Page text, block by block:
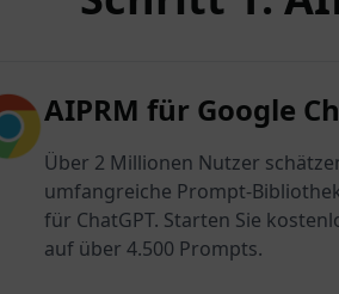
AIPRM für Google
Über 2 Millionen Nutzer
umfangreiche Prompt-
für ChatGPT. Starten Sie
auf über 4.500 Prompts.